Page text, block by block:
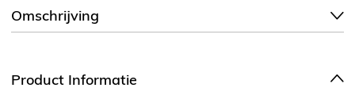
Omschrijving
Product Informatie